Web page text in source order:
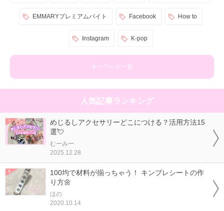
EMMARYプレミアムバイト Facebook How to
Instagram K-pop
キーワード一覧
人気記事ランキング
めじるしアクセサリーどこにつける？活用方法15
選💘
むーみー
2025.12.28
100均で材料が揃っちゃう！ キンブレシートの作
り方🌼
ほの
2020.10.14